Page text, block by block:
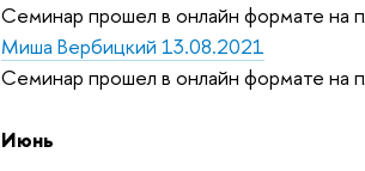
Семинар прошел в онлайн формате на
Миша Вербицкий 13.08.2021
Семинар прошел в онлайн формате на
Июнь